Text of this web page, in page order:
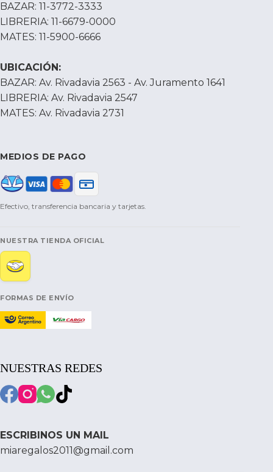
BAZAR: 11-3772-3333
LIBRERIA: 11-6679-0000
MATES: 11-5900-6666
UBICACIÓN:
BAZAR: Av. Rivadavia 2563 - Av. Juramento 1641
LIBRERIA: Av. Rivadavia 2547
MATES: Av. Rivadavia 2731
MEDIOS DE PAGO
Efectivo, transferencia bancaria y tarjetas.
NUESTRA TIENDA OFICIAL
FORMAS DE ENVÍO
NUESTRAS REDES
ESCRIBINOS UN MAIL
miaregalos2011@gmail.com